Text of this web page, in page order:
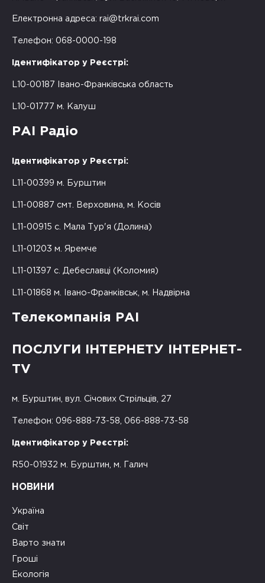
Електронна адреса: rai@trkrai.com
Телефон: 068-0000-198
Ідентифікатор у Реєстрі:
L10-00187 Івано-Франківська область
L10-01777 м. Калуш
РАІ Радіо
Ідентифікатор у Реєстрі:
L11-00399 м. Бурштин
L11-00887 смт. Верховина, м. Косів
L11-00915 с. Мала Тур'я (Долина)
L11-01203 м. Яремче
L11-01397 с. Дебеславці (Коломия)
L11-01868 м. Івано-Франківськ, м. Надвірна
Телекомпанія РАІ
ПОСЛУГИ ІНТЕРНЕТУ ІНТЕРНЕТ-
TV
м. Бурштин, вул. Січових Стрільців, 27
Телефон: 096-888-73-58, 066-888-73-58
Ідентифікатор у Реєстрі:
R50-01932 м. Бурштин, м. Галич
НОВИНИ
Україна
Світ
Варто знати
Гроші
Екологія